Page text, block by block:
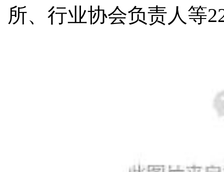
所、行业协会负责人等